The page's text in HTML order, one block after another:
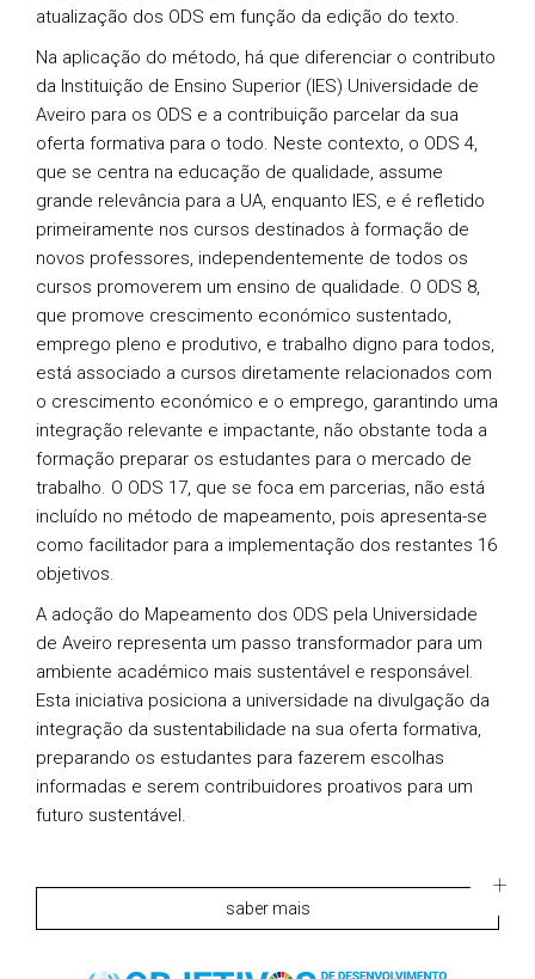
atualização dos ODS em função da edição do texto.
Na aplicação do método, há que diferenciar o contributo
da Instituição de Ensino Superior (IES) Universidade de
Aveiro para os ODS e a contribuição parcelar da sua
oferta formativa para o todo. Neste contexto, o ODS 4,
que se centra na educação de qualidade, assume
grande relevância para a UA, enquanto IES, e é refletido
primeiramente nos cursos destinados à formação de
novos professores, independentemente de todos os
cursos promoverem um ensino de qualidade. O ODS 8,
que promove crescimento económico sustentado,
emprego pleno e produtivo, e trabalho digno para todos,
está associado a cursos diretamente relacionados com
o crescimento económico e o emprego, garantindo uma
integração relevante e impactante, não obstante toda a
formação preparar os estudantes para o mercado de
trabalho. O ODS 17, que se foca em parcerias, não está
incluído no método de mapeamento, pois apresenta-se
como facilitador para a implementação dos restantes 16
objetivos.
A adoção do Mapeamento dos ODS pela Universidade
de Aveiro representa um passo transformador para um
ambiente académico mais sustentável e responsável.
Esta iniciativa posiciona a universidade na divulgação da
integração da sustentabilidade na sua oferta formativa,
preparando os estudantes para fazerem escolhas
informadas e serem contribuidores proativos para um
futuro sustentável.
saber mais